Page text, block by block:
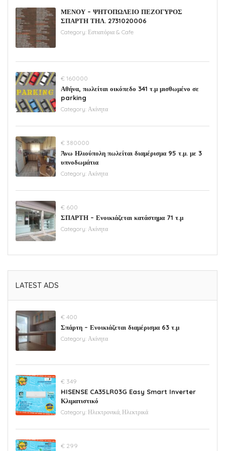
ΜΕΝΟΥ – ΨΗΤΟΠΩΛΕΙΟ ΠΕΖΟΓΥΡΟΣ
ΣΠΑΡΤΗ ΤΗΛ. 2731020006
Category: Εστιατόρια & Cafe
€ 160000
Αθήνα, πωλείται οικόπεδο 341 τ.μ μισθωμένο σε
parking
Category: Ακίνητα
€ 380000
Άνω Ηλιούπολη πωλείται διαμέρισμα 95 τ.μ. με 3
υπνοδωμάτια
Category: Ακίνητα
€ 600
ΣΠΑΡΤΗ – Ενοικιάζεται κατάστημα 71 τ.μ
Category: Ακίνητα
LATEST ADS
€ 400
Σπάρτη – Ενοικιάζεται διαμέρισμα 63 τ.μ
Category: Ακίνητα
€ 349
HISENSE CA35LR03G Easy Smart Inverter
Κλιματιστικό
Category: Ηλεκτρονικά, Ηλεκτρικά
€ 299